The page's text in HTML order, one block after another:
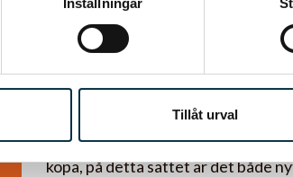
Tillåt urval
Gott lite grovt
utan jäst
Detta brödet gjorde jag i dag i
köpa, på detta sättet är det både